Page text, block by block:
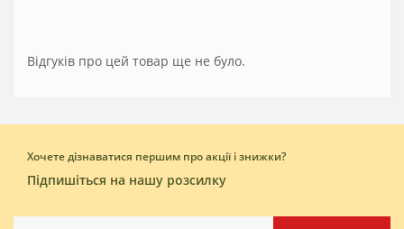
Відгуків про цей товар ще не було.
Хочете дізнаватися першим про акції і знижки?
Підпишіться на нашу розсилку